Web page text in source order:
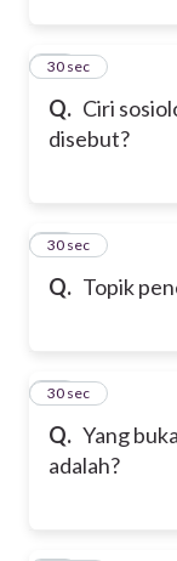
Q. Ciri
disebut?
26
30 sec
Q. Topik
27
30 sec
Q. Yang
adalah?
28
30 sec